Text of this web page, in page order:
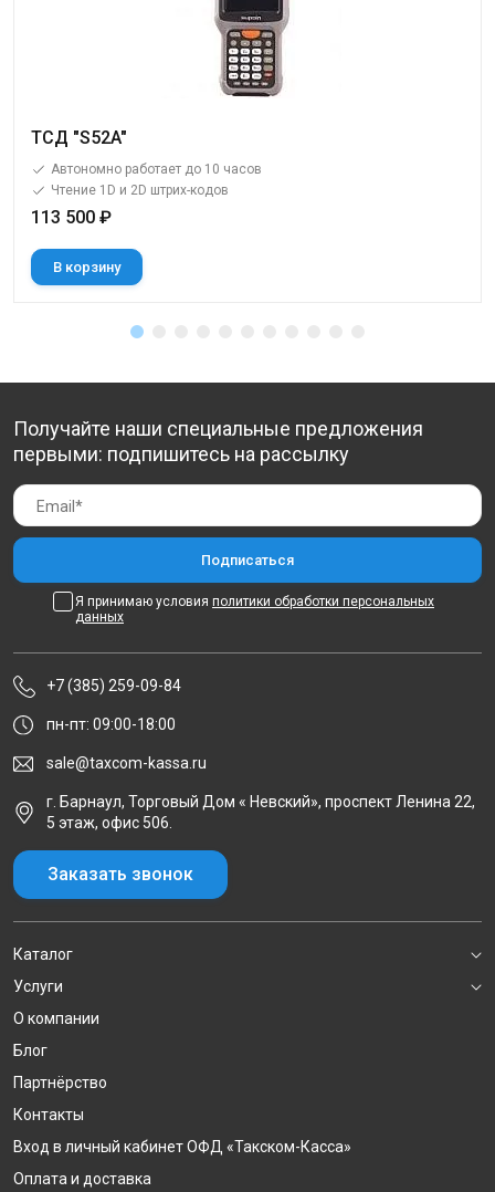
ТСД "S52A"
Автономно работает до 10 часов
Чтение 1D и 2D штрих-кодов
113 500 ₽
В корзину
Получайте наши специальные предложения
первыми: подпишитесь на рассылку
Я принимаю условия политики обработки персональных
данных
+7 (385) 259-09-84
пн-пт: 09:00-18:00
sale@taxcom-kassa.ru
г. Барнаул, Торговый Дом « Невский», проспект Ленина 22,
5 этаж, офис 506.
Заказать звонок
Каталог
Услуги
О компании
Блог
Партнёрство
Контакты
Вход в личный кабинет ОФД «Такском-Касса»
Оплата и доставка